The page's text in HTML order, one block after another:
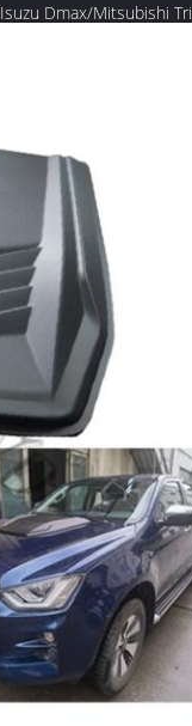
Dmax/Mitsubishi